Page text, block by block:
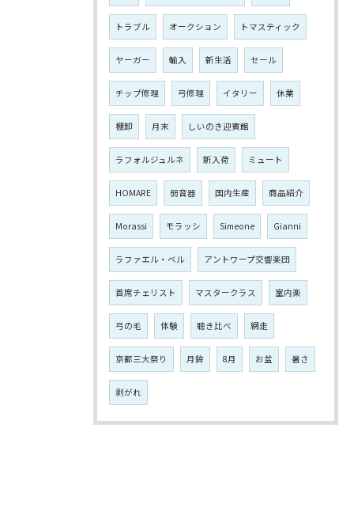
トラブル オークション トマスティック
ヤーガー 輸入 新生活 セール
チップ修理 弓修理 イタリー 休業
棚卸 月末 しいのき迎賓館
ラフォルジュルネ 新入荷 ミュート
HOMARE 弱音器 国内生産 商品紹介
Morassi モラッシ Simeone Gianni
ラファエル・ベル アントワープ交響楽団
首席チェリスト マスタークラス 室内楽
弓の毛 体験 聴き比べ 網走
京都三大祭り 月鉾 8月 お盆 暑さ
剥がれ